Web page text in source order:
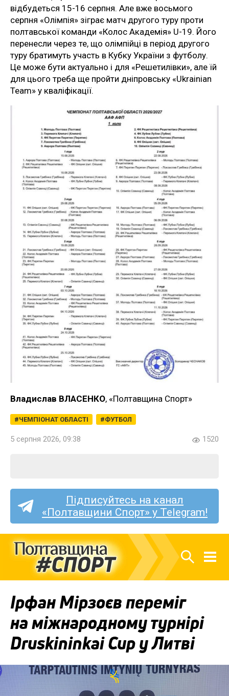
відбудеться 15-16 серпня. Але вже восьмого
серпня «Олімпія» зіграє матч другого туру проти
полтавської команди «Колос Академія» U-19. Його
перенесли через те, що олімпійці в період другого
туру братимуть участь в Кубку України з футболу.
Це може бути актуально і для «Решетилівки», але їй
для цього треба ще пройти дніпровську «Ukrainian
Team» у кваліфікації.
Владислав ВЛАСЕНКО, «Полтавщина Спорт»
ЧЕМПІОНАТ ОБЛАСТІ ФУТБОЛ
5 серпня 2026, 09:38 1520
Підписуйтесь на канал
«Полтавщини Спорт» у Telegram!
Ірфан Мірзоєв переміг
на міжнародному турнірі
Druskininkai Cup у Литві